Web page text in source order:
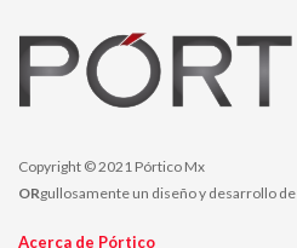
Copyright © 2021 Pórtico Mx
ORgullosamente un diseño y desarrollo de
Acerca de Pórtico